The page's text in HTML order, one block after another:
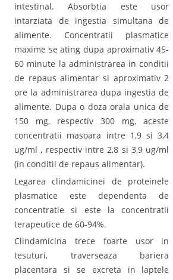
intestinal. Absorbtia este usor
intarziata de ingestia simultana de
alimente. Concentratii plasmatice
maxime se ating dupa aproximativ 45-
60 minute la administrarea in conditii
de repaus alimentar si aproximativ 2
ore la administrarea dupa ingestia de
alimente. Dupa o doza orala unica de
150 mg, respectiv 300 mg, aceste
concentratii masoara intre 1,9 si 3,4
ug/ml , respectiv intre 2,8 si 3,9 ug/ml
(in conditii de repaus alimentar).
Legarea clindamicinei de proteinele
plasmatice este dependenta de
concentratie si este la concentratii
terapeutice de 60-94%.
Clindamicina trece foarte usor in
tesuturi, traverseaza bariera
placentara si se excreta in laptele